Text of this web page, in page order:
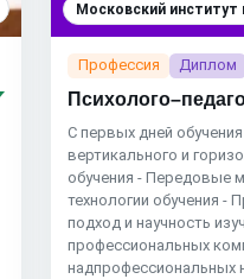
Московский институт
Профессия Диплом
С первых дней
вертикального и
обучения - Передовые
технологии обучения -
подход и научность
профессиональных
надпрофессиональных